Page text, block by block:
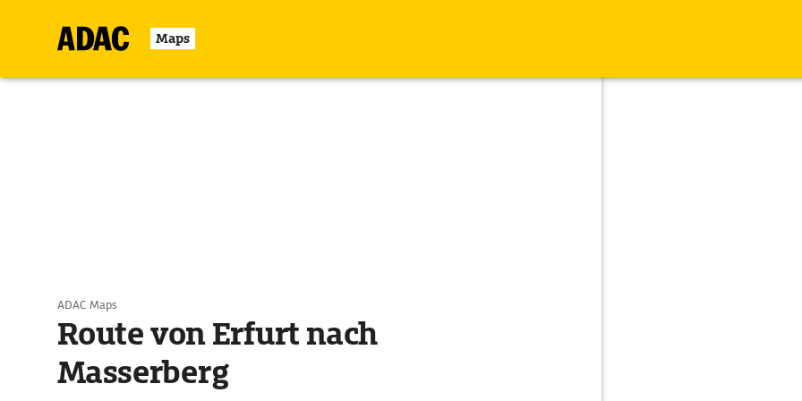
Maps
ADAC Maps
Route von Erfurt nach
Masserberg